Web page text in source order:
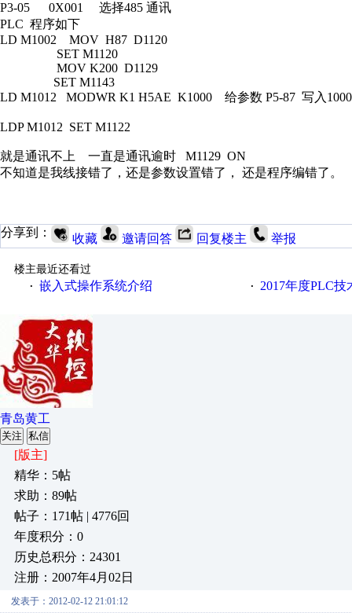
P3-05 0X001 选择485 通讯
PLC 程序如下
LD M1002 MOV H87 D1120
SET M1120
MOV K200 D1129
SET M1143
LD M1012 MODWR K1 H5AE K1000 给参数 P5-87 写入
LDP M1012 SET M1122
就是通讯不上 一直是通讯逾时 M1129 ON
不知道是我线接错了，还是参数设置错了， 还是程序编错了。
分享到： 收藏 邀请回答 回复楼主 举报
楼主最近还看过
· 嵌入式操作系统介绍 · 2017年度PLC
青岛黄工
关注 私信
[版主]
精华：5帖
求助：89帖
帖子：171帖 | 4776回
年度积分：0
历史总积分：24301
注册：2007年4月02日
发表于：2012-02-12 21:01:12